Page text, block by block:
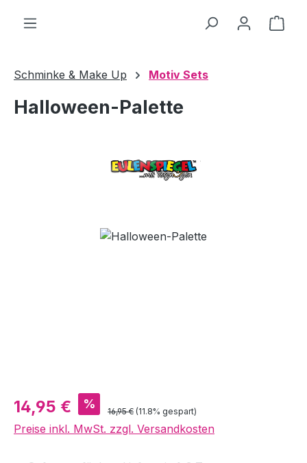
Schminke & Make Up Motiv Sets
Halloween-Palette
Bildergalerie überspringen
Verkaufspreis:
14,95 € % Regulärer Preis:
16,95 € (11.8% gespart)
Preise inkl. MwSt. zzgl. Versandkosten